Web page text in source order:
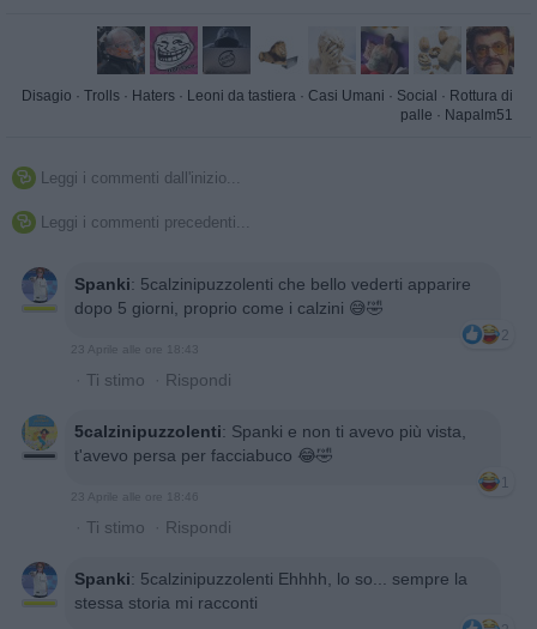
Disagio · Trolls · Haters · Leoni da tastiera · Casi Umani · Social · Rottura di
palle · Napalm51
 Leggi i commenti dall'inizio...
 Leggi i commenti precedenti...
Spanki: 5calzinipuzzolenti che bello vederti apparire
dopo 5 giorni, proprio come i calzini 😅🤣
2
23 Aprile alle ore 18:43
· Ti stimo · Rispondi
5calzinipuzzolenti: Spanki e non ti avevo più vista,
t'avevo persa per facciabuco 😂🤣
1
23 Aprile alle ore 18:46
· Ti stimo · Rispondi
Spanki: 5calzinipuzzolenti Ehhhh, lo so... sempre la
stessa storia mi racconti